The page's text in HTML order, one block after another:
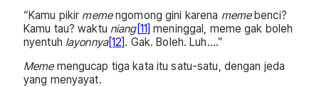
“Kamu pikir memengomong gini karena memebenci?
Kamu tau? waktu niang[11] meninggal, meme gak boleh
nyentuh layonnya[12]. Gak. Boleh. Luh….”
Mememengucap tiga kata itu satu-satu, dengan jeda
yang menyayat.